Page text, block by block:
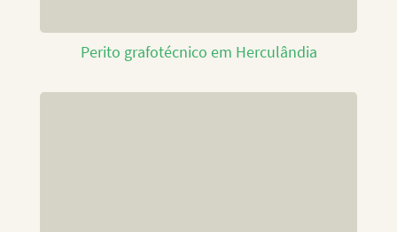
Perito grafotécnico em Herculândia